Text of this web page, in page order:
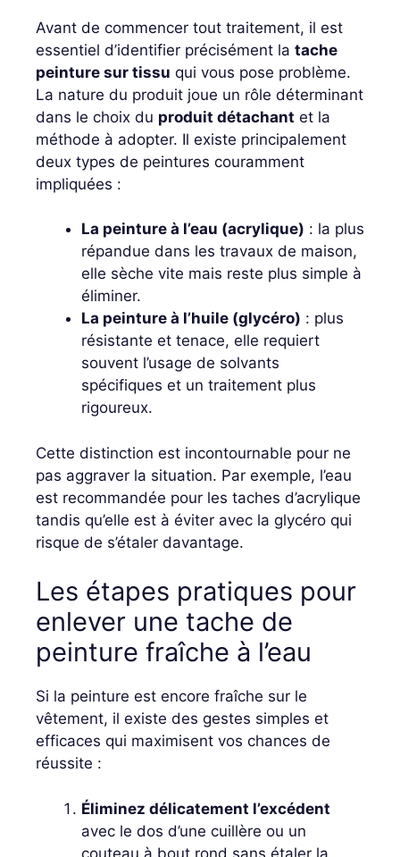
Avant de commencer tout traitement, il est
essentiel d’identifier précisément la tache
peinture sur tissu qui vous pose problème.
La nature du produit joue un rôle déterminant
dans le choix du produit détachant et la
méthode à adopter. Il existe principalement
deux types de peintures couramment
impliquées :
La peinture à l’eau (acrylique) : la plus
répandue dans les travaux de maison,
elle sèche vite mais reste plus simple à
éliminer.
La peinture à l’huile (glycéro) : plus
résistante et tenace, elle requiert
souvent l’usage de solvants
spécifiques et un traitement plus
rigoureux.
Cette distinction est incontournable pour ne
pas aggraver la situation. Par exemple, l’eau
est recommandée pour les taches d’acrylique
tandis qu’elle est à éviter avec la glycéro qui
risque de s’étaler davantage.
Les étapes pratiques pour
enlever une tache de
peinture fraîche à l’eau
Si la peinture est encore fraîche sur le
vêtement, il existe des gestes simples et
efficaces qui maximisent vos chances de
réussite :
Éliminez délicatement l’excédent
avec le dos d’une cuillère ou un
couteau à bout rond sans étaler la